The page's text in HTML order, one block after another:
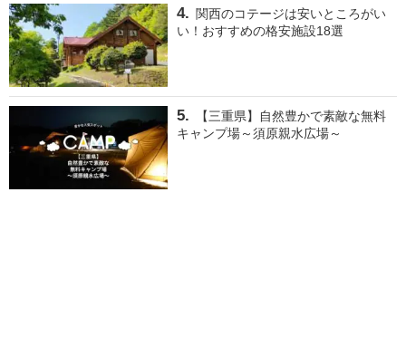
関西のコテージは安いところがい
い！おすすめの格安施設18選
【三重県】自然豊かで素敵な無料
キャンプ場～須原親水広場～